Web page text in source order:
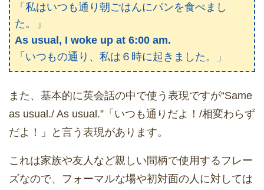
「私はいつも通り朝ごはんにパンを食べまし
た。」
As usual, I woke up at 6:00 am.
「いつもの通り、私は６時に起きました。」
また、基本的に英会話の中で使う表現ですが“Same
as usual./ As usual.”「いつも通りだよ！/相変わらず
だよ！」と言う表現があります。
これは家族や友人など親しい間柄で使用するフレー
ズなので、フォーマルな場や初対面の人に対しては